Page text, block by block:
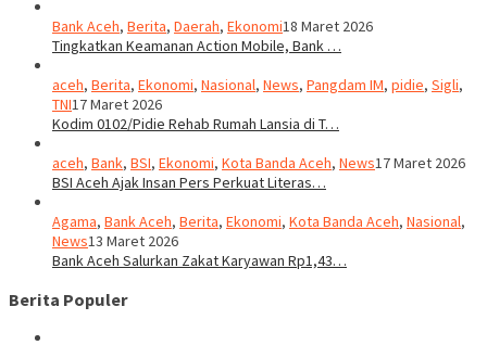
Bank Aceh, Berita, Daerah, Ekonomi18 Maret 2026
Tingkatkan Keamanan Action Mobile, Bank …
aceh, Berita, Ekonomi, Nasional, News, Pangdam IM, pidie, Sigli,
TNI17 Maret 2026
Kodim 0102/Pidie Rehab Rumah Lansia di T…
aceh, Bank, BSI, Ekonomi, Kota Banda Aceh, News17 Maret 2026
BSI Aceh Ajak Insan Pers Perkuat Literas…
Agama, Bank Aceh, Berita, Ekonomi, Kota Banda Aceh, Nasional,
News13 Maret 2026
Bank Aceh Salurkan Zakat Karyawan Rp1,43…
Berita Populer